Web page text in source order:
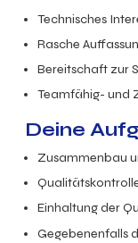
Technisches
Rasche
Bereitschaft zur
Teamfähig- und
Deine
Zusammenbau
Einhaltung der
Gegebenenfalls